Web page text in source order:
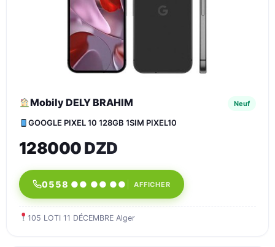
Mobily DELY BRAHIM Neuf
GOOGLE PIXEL 10 128GB 1SIM PIXEL10
128000 DZD
0558 ●● ●● ●● AFFICHER
105 LOTI 11 DÉCEMBRE Alger